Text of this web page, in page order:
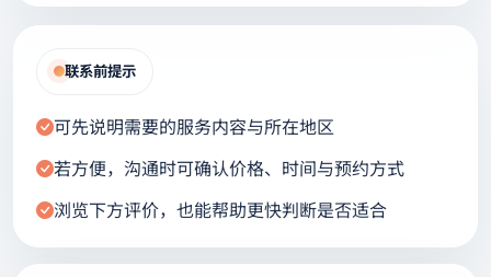
联系前提示
可先说明需要的服务内容与所在地区
若方便，沟通时可确认价格、时间与预约方式
浏览下方评价，也能帮助更快判断是否适合